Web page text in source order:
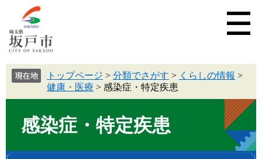
トップページ > 分類でさがす > くらしの情報 >
健康・医療 > 感染症・特定疾患
感染症・特定疾患